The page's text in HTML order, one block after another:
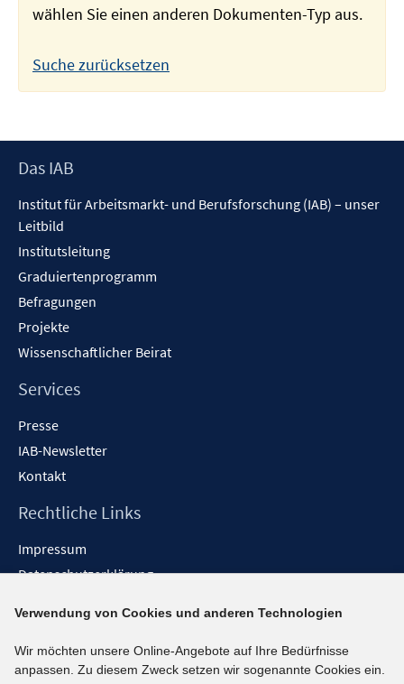
wählen Sie einen anderen Dokumenten-Typ aus.
Suche zurücksetzen
Footer
Das IAB
Institut für Arbeitsmarkt- und Berufsforschung (IAB) – unser
Leitbild
Institutsleitung
Graduiertenprogramm
Befragungen
Projekte
Wissenschaftlicher Beirat
Services
Presse
IAB-Newsletter
Kontakt
Rechtliche Links
Impressum
Datenschutzerklärung
Barrieren melden
Social-Media-Kanäle
Verwendung von Cookies und anderen Technologien
Wir möchten unsere Online-Angebote auf Ihre Bedürfnisse
anpassen. Zu diesem Zweck setzen wir sogenannte Cookies ein.